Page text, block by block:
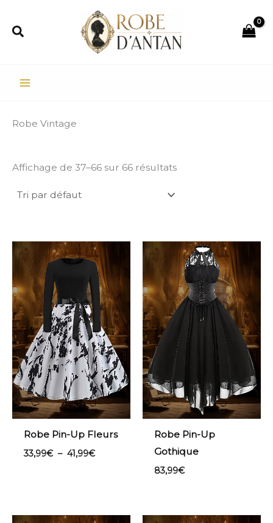
Rechercher
Robe Vintage
Affichage de 37–66 sur 66 résultats
Robe Pin-Up Fleurs
33,99€ – 41,99€
Plage
de
prix :
33,99€
à
41,99€
Robe Pin-Up
Gothique
83,99€
Plage